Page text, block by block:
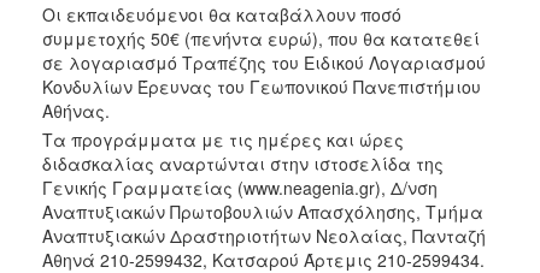
Οι εκπαιδευόμενοι θα καταβάλλουν ποσό
συμμετοχής 50€ (πενήντα ευρώ), που θα κατατεθεί
σε λογαριασμό Τραπέζης του Ειδικού Λογαριασμού
Κονδυλίων Έρευνας του Γεωπονικού Πανεπιστήμιου
Αθήνας.
Τα προγράμματα με τις ημέρες και ώρες
διδασκαλίας αναρτώνται στην ιστοσελίδα της
Γενικής Γραμματείας (www.neagenia.gr), Δ/νση
Αναπτυξιακών Πρωτοβουλιών Απασχόλησης, Τμήμα
Αναπτυξιακών Δραστηριοτήτων Νεολαίας, Πανταζή
Αθηνά 210-2599432, Κατσαρού Άρτεμις 210-2599434.